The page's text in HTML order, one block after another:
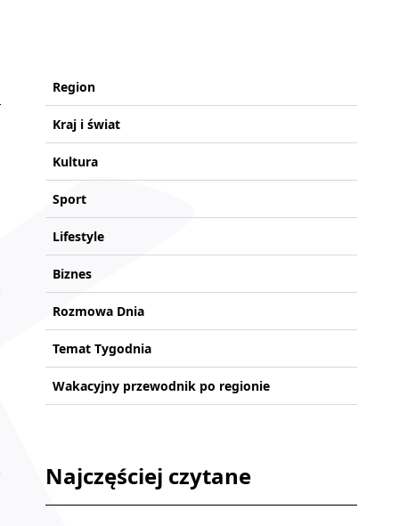
Region
Kraj i świat
Kultura
Sport
Lifestyle
Biznes
Rozmowa Dnia
Temat Tygodnia
Wakacyjny przewodnik po regionie
Najczęściej czytane